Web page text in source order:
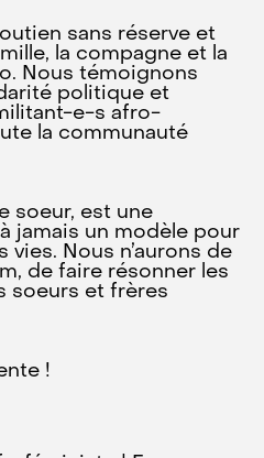
sans réserve et
la compagne et la
Nous témoignons
politique et
e-s afro-
la communauté
soeur, est une
jamais un modèle pour
Nous n’aurons de
de faire résonner les
soeurs et frères
!